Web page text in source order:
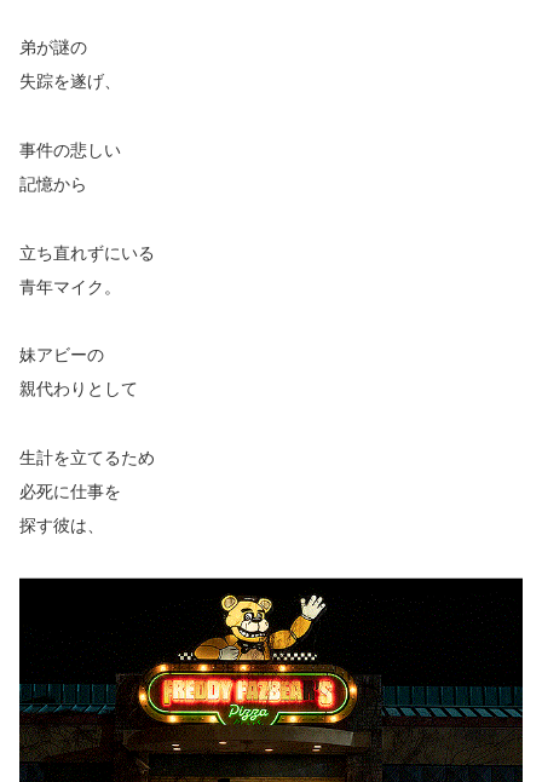
弟が謎の
失踪を遂げ、
事件の悲しい
記憶から
立ち直れずにいる
青年マイク。
妹アビーの
親代わりとして
生計を立てるため
必死に仕事を
探す彼は、